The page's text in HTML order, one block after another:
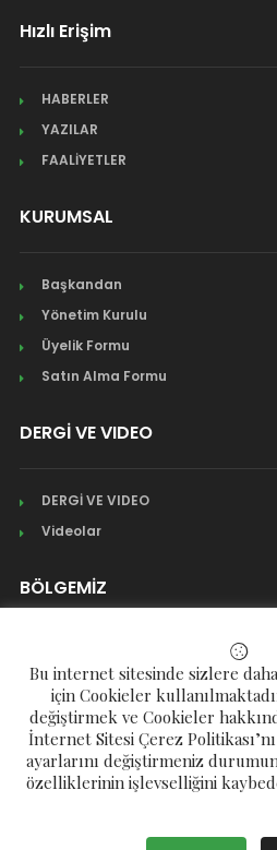
Hızlı Erişim
HABERLER
YAZILAR
FAALİYETLER
KURUMSAL
Başkandan
Yönetim Kurulu
Üyelik Formu
Satın Alma Formu
DERGİ VE VIDEO
DERGİ VE VIDEO
Videolar
BÖLGEMİZ
Köyler
Yaylalar
Bu internet sitesinde sizlere
için Cookieler
değiştirmek ve Cookieler
İnternet Sitesi Çerez
ayarlarını değiştirmeniz
özelliklerinin işlevselliğini